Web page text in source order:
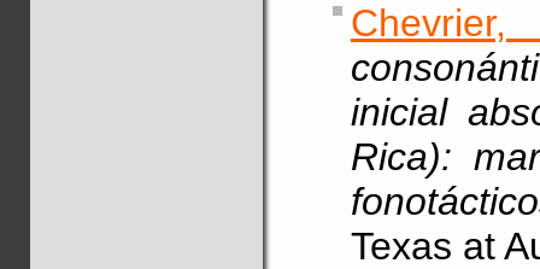
inicial
Rica):
Texas at